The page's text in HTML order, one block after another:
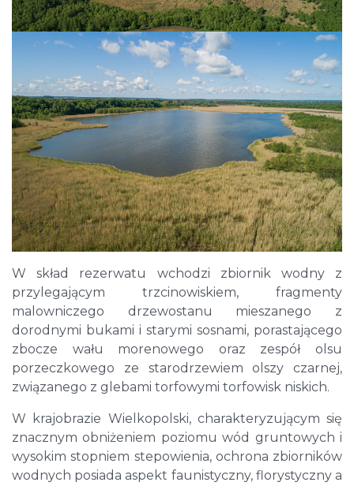
W skład rezerwatu wchodzi zbiornik wodny z
przylegającym trzcinowiskiem, fragmenty
malowniczego drzewostanu mieszanego z
dorodnymi bukami i starymi sosnami, porastającego
zbocze wału morenowego oraz zespół olsu
porzeczkowego ze starodrzewiem olszy czarnej,
związanego z glebami torfowymi torfowisk niskich.
W krajobrazie Wielkopolski, charakteryzującym się
znacznym obniżeniem poziomu wód gruntowych i
wysokim stopniem stepowienia, ochrona zbiorników
wodnych posiada aspekt faunistyczny, florystyczny a